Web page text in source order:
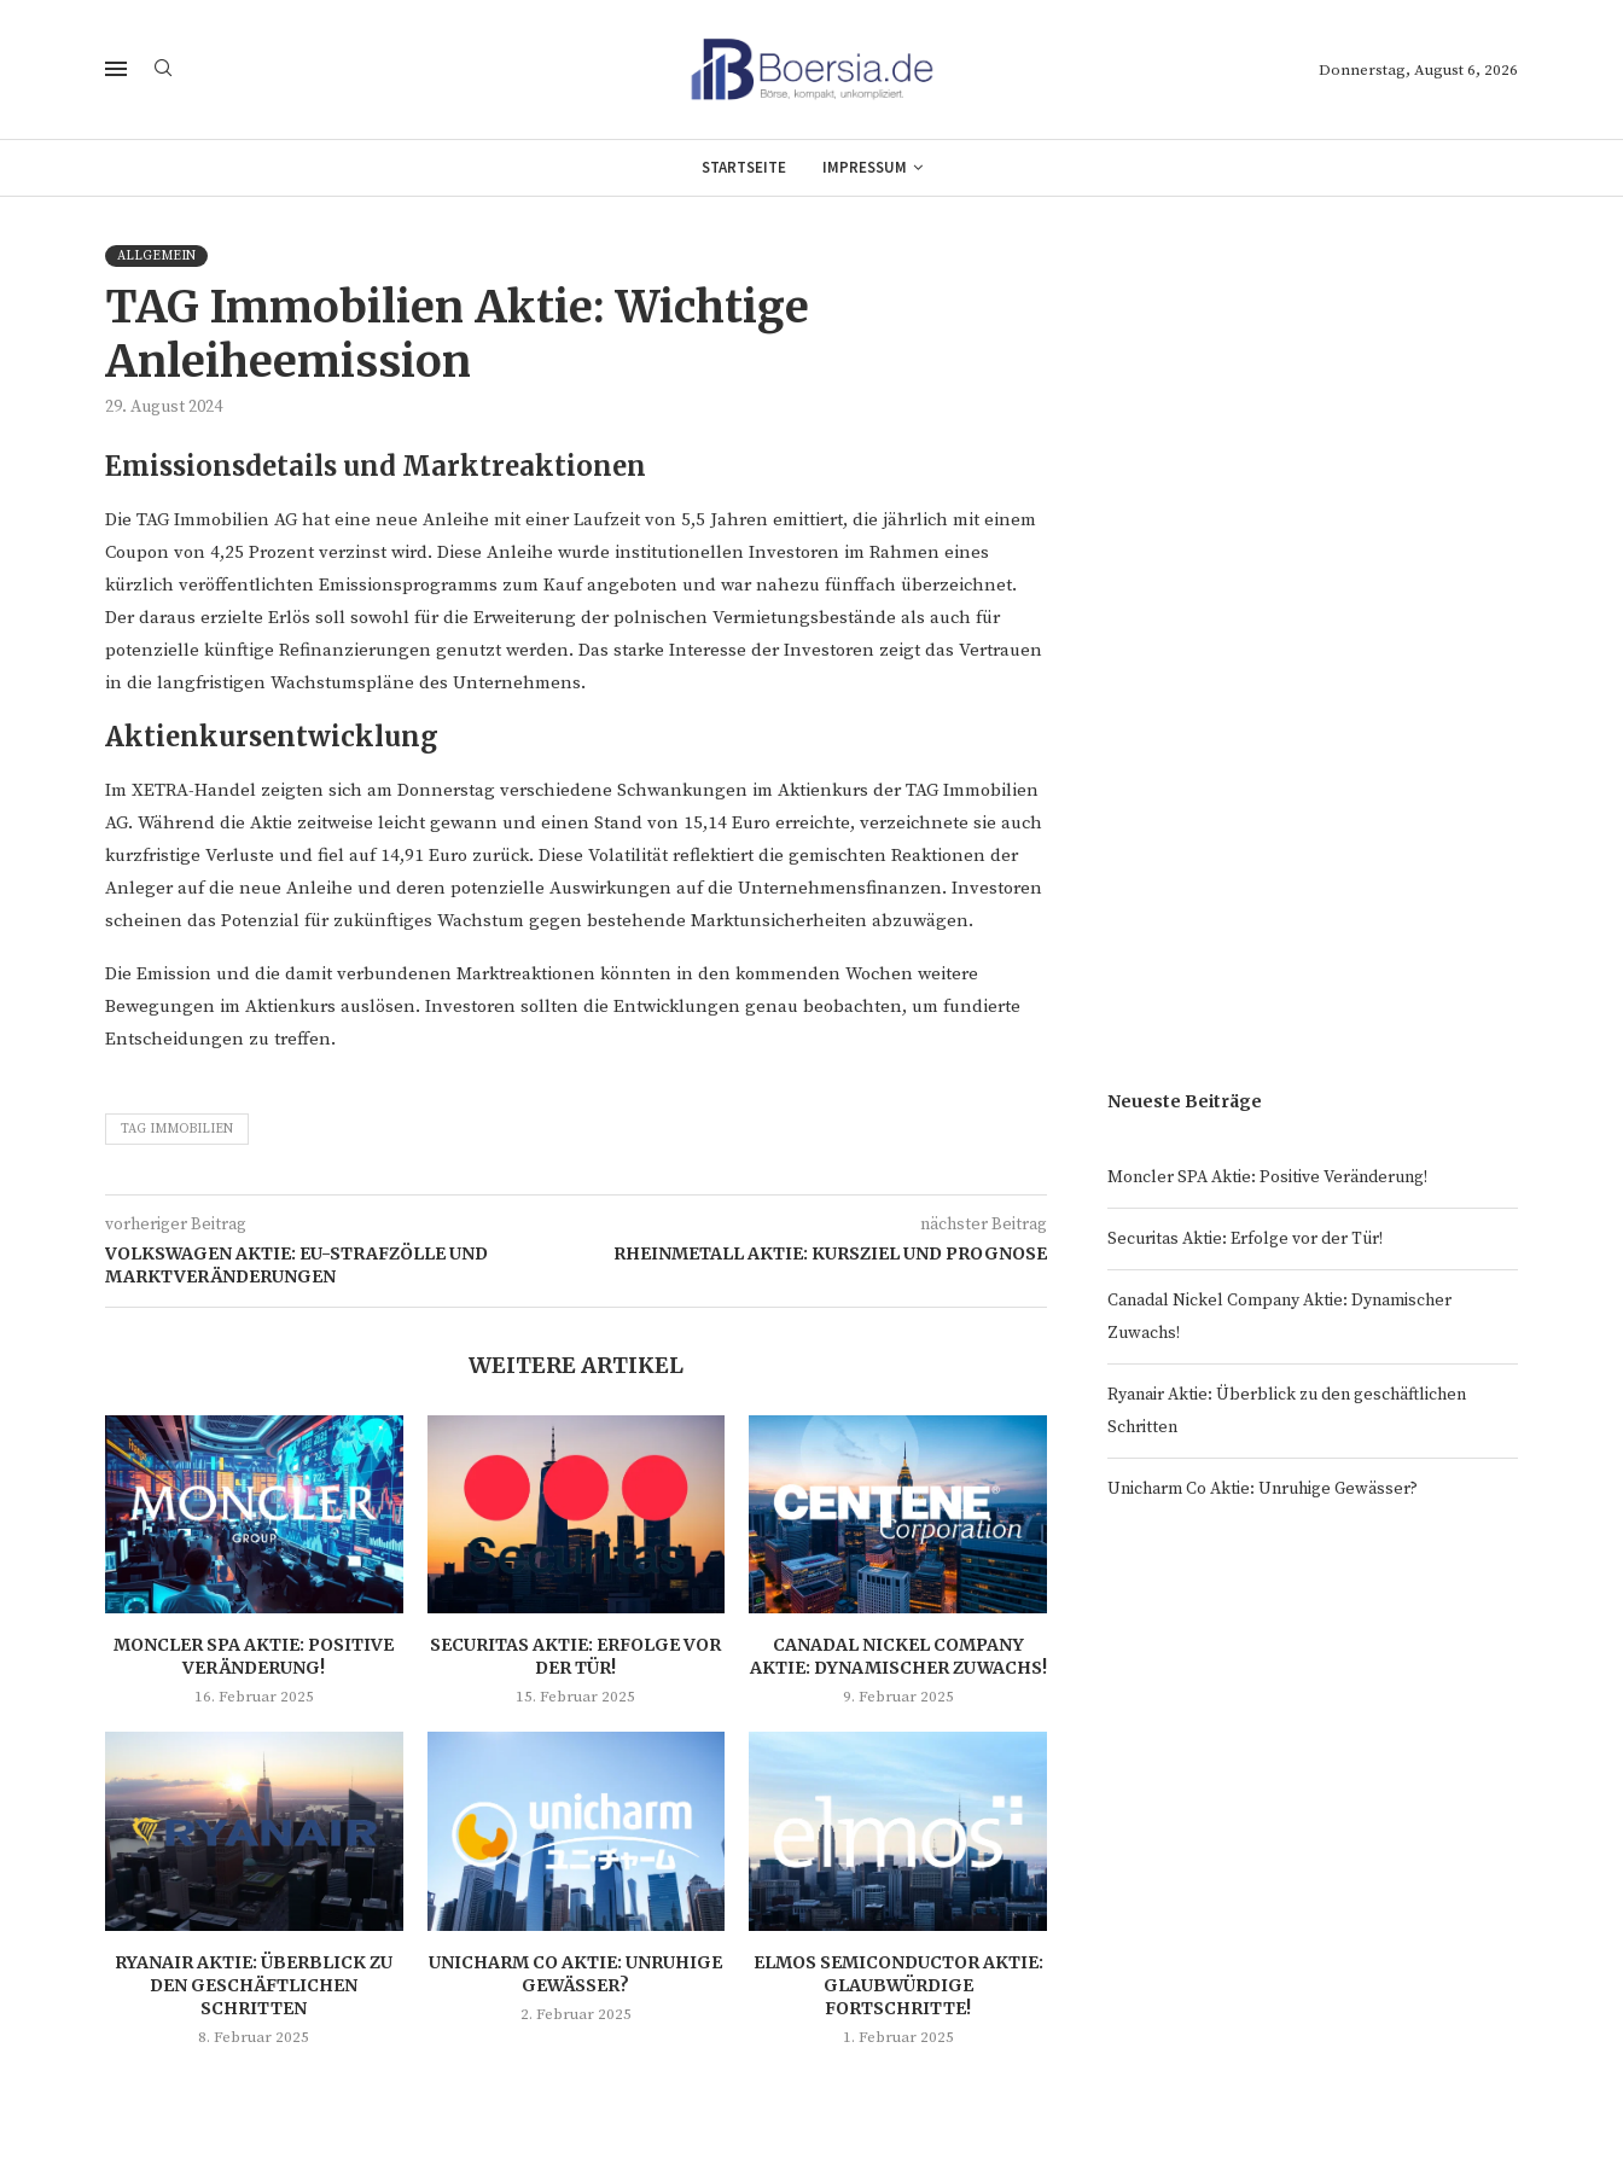
Donnerstag, August 6, 2026
STARTSEITE IMPRESSUM
ALLGEMEIN
TAG Immobilien Aktie: Wichtige
Anleiheemission
29. August 2024
Emissionsdetails und Marktreaktionen
Die TAG Immobilien AG hat eine neue Anleihe mit einer Laufzeit von 5,5 Jahren emittiert, die jährlich mit einem
Coupon von 4,25 Prozent verzinst wird. Diese Anleihe wurde institutionellen Investoren im Rahmen eines
kürzlich veröffentlichten Emissionsprogramms zum Kauf angeboten und war nahezu fünffach überzeichnet.
Der daraus erzielte Erlös soll sowohl für die Erweiterung der polnischen Vermietungsbestände als auch für
potenzielle künftige Refinanzierungen genutzt werden. Das starke Interesse der Investoren zeigt das Vertrauen
in die langfristigen Wachstumspläne des Unternehmens.
Aktienkursentwicklung
Im XETRA-Handel zeigten sich am Donnerstag verschiedene Schwankungen im Aktienkurs der TAG Immobilien
AG. Während die Aktie zeitweise leicht gewann und einen Stand von 15,14 Euro erreichte, verzeichnete sie auch
kurzfristige Verluste und fiel auf 14,91 Euro zurück. Diese Volatilität reflektiert die gemischten Reaktionen der
Anleger auf die neue Anleihe und deren potenzielle Auswirkungen auf die Unternehmensfinanzen. Investoren
scheinen das Potenzial für zukünftiges Wachstum gegen bestehende Marktunsicherheiten abzuwägen.
Die Emission und die damit verbundenen Marktreaktionen könnten in den kommenden Wochen weitere
Bewegungen im Aktienkurs auslösen. Investoren sollten die Entwicklungen genau beobachten, um fundierte
Entscheidungen zu treffen.
TAG IMMOBILIEN
vorheriger Beitrag
VOLKSWAGEN AKTIE: EU-STRAFZÖLLE UND
MARKTVERÄNDERUNGEN
nächster Beitrag
RHEINMETALL AKTIE: KURSZIEL UND PROGNOSE
WEITERE ARTIKEL
MONCLER SPA AKTIE: POSITIVE
VERÄNDERUNG!
16. Februar 2025
SECURITAS AKTIE: ERFOLGE VOR
DER TÜR!
15. Februar 2025
CANADAL NICKEL COMPANY
AKTIE: DYNAMISCHER ZUWACHS!
9. Februar 2025
RYANAIR AKTIE: ÜBERBLICK ZU
DEN GESCHÄFTLICHEN
SCHRITTEN
8. Februar 2025
UNICHARM CO AKTIE: UNRUHIGE
GEWÄSSER?
2. Februar 2025
ELMOS SEMICONDUCTOR AKTIE:
GLAUBWÜRDIGE
FORTSCHRITTE!
1. Februar 2025
Neueste Beiträge
Moncler SPA Aktie: Positive Veränderung!
Securitas Aktie: Erfolge vor der Tür!
Canadal Nickel Company Aktie: Dynamischer
Zuwachs!
Ryanair Aktie: Überblick zu den geschäftlichen
Schritten
Unicharm Co Aktie: Unruhige Gewässer?